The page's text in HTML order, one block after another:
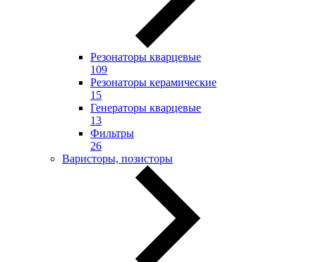
Резонаторы кварцевые
109
Резонаторы керамические
15
Генераторы кварцевые
13
Фильтры
26
Варисторы, позисторы